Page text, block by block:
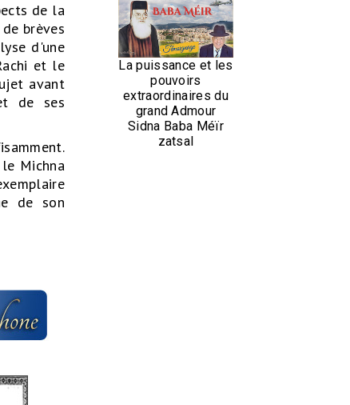
de la
brèves
d'une
et le
avant
de ses
Michna
de son
La puissance et les
pouvoirs
extraordinaires du
grand Admour
Sidna Baba Méïr
zatsal